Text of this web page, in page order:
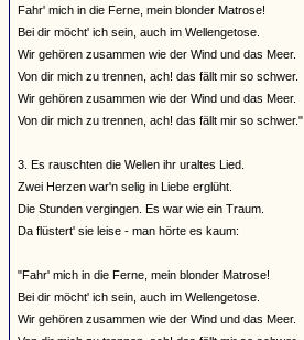
Fahr' mich in die Ferne, mein blonder Matrose!
Bei dir möcht' ich sein, auch im Wellengetose.
Wir gehören zusammen wie der Wind und das Meer.
Von dir mich zu trennen, ach! das fällt mir so schwer.
Wir gehören zusammen wie der Wind und das Meer.
Von dir mich zu trennen, ach! das fällt mir so schwer."
3. Es rauschten die Wellen ihr uraltes Lied.
Zwei Herzen war'n selig in Liebe erglüht.
Die Stunden vergingen. Es war wie ein Traum.
Da flüstert' sie leise - man hörte es kaum:
"Fahr' mich in die Ferne, mein blonder Matrose!
Bei dir möcht' ich sein, auch im Wellengetose.
Wir gehören zusammen wie der Wind und das Meer.